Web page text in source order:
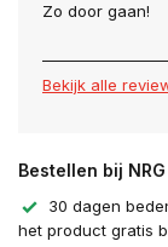
Zo door gaan!
Bekijk alle
Bestellen bij
30 dagen
het product gratis